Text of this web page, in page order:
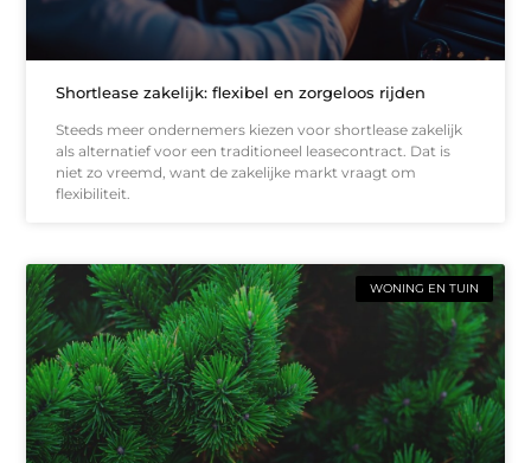
Shortlease zakelijk: flexibel en zorgeloos rijden
Steeds meer ondernemers kiezen voor shortlease zakelijk
als alternatief voor een traditioneel leasecontract. Dat is
niet zo vreemd, want de zakelijke markt vraagt om
flexibiliteit.
WONING EN TUIN